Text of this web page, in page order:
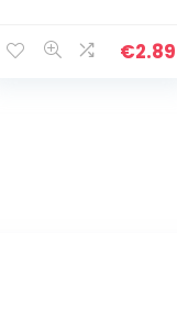
(408 g)
€2.89